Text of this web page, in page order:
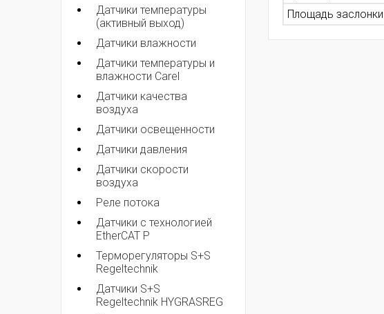
Датчики температуры
(активный выход)
Датчики влажности
Датчики температуры и
влажности Carel
Датчики качества
воздуха
Датчики освещенности
Датчики давления
Датчики скорости
воздуха
Реле потока
Датчики с технологией
EtherCAT P
Терморегуляторы S+S
Regeltechnik
Датчики S+S
Regeltechnik HYGRASREG
Площадь заслонки